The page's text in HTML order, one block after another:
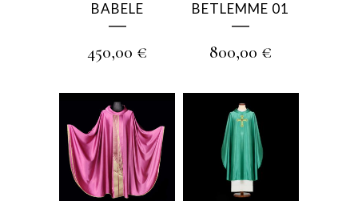
BABELE
450,00 €
BETLEMME 01
800,00 €